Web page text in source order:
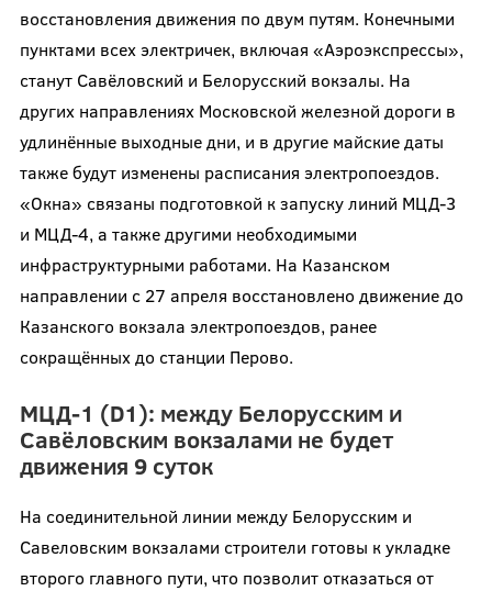
восстановления движения по двум путям. Конечными
пунктами всех электричек, включая «Аэроэкспрессы»,
станут Савёловский и Белорусский вокзалы. На
других направлениях Московской железной дороги в
удлинённые выходные дни, и в другие майские даты
также будут изменены расписания электропоездов.
«Окна» связаны подготовкой к запуску линий МЦД-3
и МЦД-4, а также другими необходимыми
инфраструктурными работами. На Казанском
направлении с 27 апреля восстановлено движение до
Казанского вокзала электропоездов, ранее
сокращённых до станции Перово.
МЦД-1 (D1): между Белорусским и
Савёловским вокзалами не будет
движения 9 суток
На соединительной линии между Белорусским и
Савеловским вокзалами строители готовы к укладке
второго главного пути, что позволит отказаться от